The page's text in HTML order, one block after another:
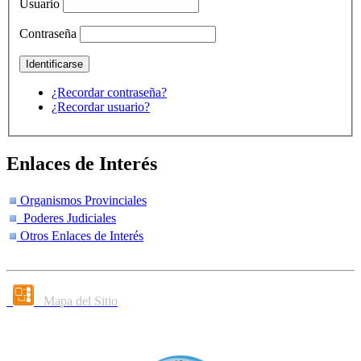
Usuario
Contraseña
¿Recordar contraseña?
¿Recordar usuario?
Enlaces de Interés
Organismos Provinciales
Poderes Judiciales
Otros Enlaces de Interés
Mapa del Sitio